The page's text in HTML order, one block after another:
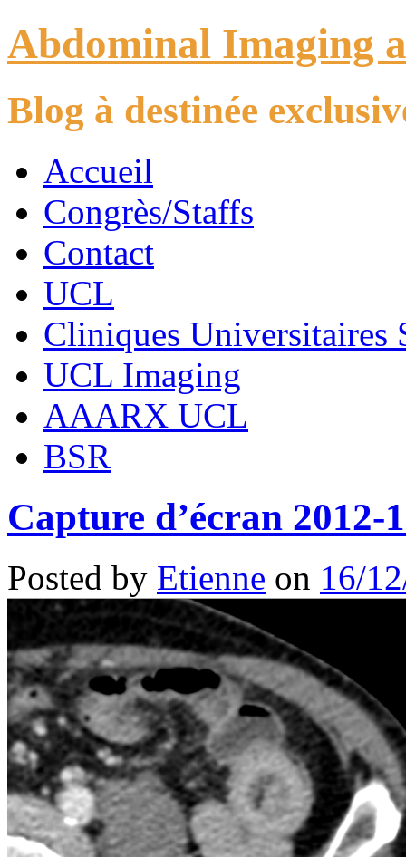
Abdominal Imaging
Blog à destinée
Accueil
Congrès/Staffs
Contact
UCL
Cliniques Universitaires
UCL Imaging
AAARX UCL
BSR
Capture d’écran 2012-
Posted by Etienne on 16/